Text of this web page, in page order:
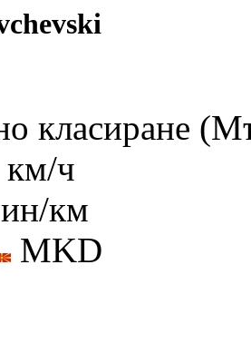
класиране
км/ч
км
MKD